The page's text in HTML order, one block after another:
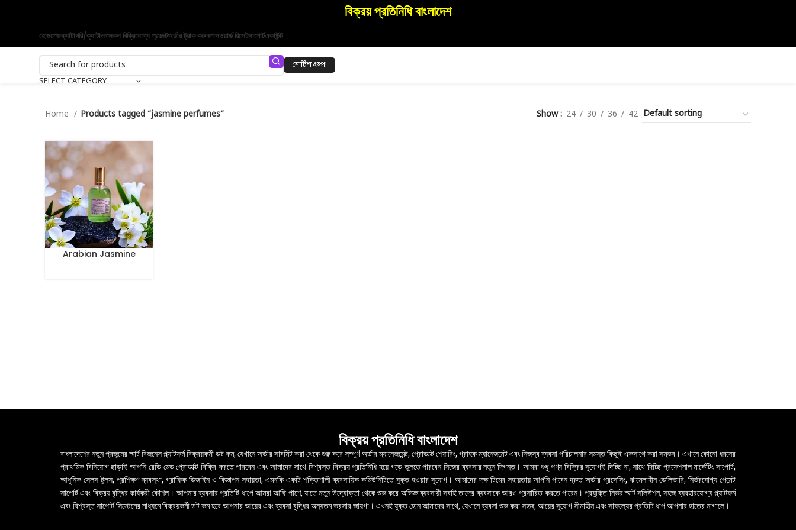
বিক্রয় প্রতিনিধি বাংলাদেশ
হোমপেজক্যাটাগরি/ক্যাটালগসকল বিক্রিযোগ্য প্রডাক্টঅর্ডার ট্রাক করুনপাসওয়ার্ড রিসেটসাপোর্টএকাউন্ট
SELECT CATEGORY
নোটিশ গ্রুপ!
Home Products tagged “jasmine perfumes” Show 24 30 36 42
Arabian Jasmine
বিক্রয় প্রতিনিধি বাংলাদেশ
বাংলাদেশের নতুন প্রজন্মের স্মার্ট বিজনেস প্ল্যাটফর্ম বিক্রয়কর্মী ডট কম, যেখানে অর্ডার সাবমিট করা থেকে শুরু করে সম্পূর্ণ অর্ডার ম্যানেজমেন্ট, প্রোডাক্ট শেয়ারিং, গ্রাহক ম্যানেজমেন্ট এবং নিজস্ব ব্যবসা পরিচালনার সমস্ত কিছুই একসাথে করা সম্ভব। এখানে কোনো ধরনের
প্রাথমিক বিনিয়োগ ছাড়াই আপনি রেডি-মেড প্রোডাক্ট বিক্রি করতে পারবেন এবং আমাদের সাথে বিশ্বস্ত বিক্রয় প্রতিনিধি হয়ে গড়ে তুলতে পারবেন নিজের ব্যবসার নতুন দিগন্ত। আমরা শুধু পণ্য বিক্রির সুযোগই দিচ্ছি না, সাথে দিচ্ছি প্রফেশনাল মার্কেটিং সাপোর্ট,
আধুনিক সেলস টুলস, প্রশিক্ষণ ব্যবস্থা, গ্রাফিক ডিজাইন ও বিজ্ঞাপন সহায়তা, এমনকি একটি শক্তিশালী ব্যবসায়িক কমিউনিটিতে যুক্ত হওয়ার সুযোগ। আমাদের দক্ষ টিমের সহায়তায় আপনি পাবেন দ্রুত অর্ডার প্রসেসিং, ঝামেলাহীন ডেলিভারি, নির্ভরযোগ্য পেমেন্ট
সাপোর্ট এবং বিক্রয় বৃদ্ধির কার্যকরী কৌশল। আপনার ব্যবসার প্রতিটি ধাপে আমরা আছি পাশে, যাতে নতুন উদ্যোক্তা থেকে শুরু করে অভিজ্ঞ ব্যবসায়ী সবাই তাদের ব্যবসাকে আরও প্রসারিত করতে পারেন। প্রযুক্তি নির্ভর স্মার্ট সলিউশন, সহজ ব্যবহারযোগ্য প্ল্যাটফর্ম
এবং বিশ্বস্ত সাপোর্ট সিস্টেমের মাধ্যমে বিক্রয়কর্মী ডট কম হবে আপনার আয়ের এবং ব্যবসা বৃদ্ধির অন্যতম ভরসার জায়গা। এখনই যুক্ত হোন আমাদের সাথে, যেখানে ব্যবসা শুরু করা সহজ, আয়ের সুযোগ সীমাহীন এবং সাফল্যের প্রতিটি ধাপ আপনার হাতের নাগালে।